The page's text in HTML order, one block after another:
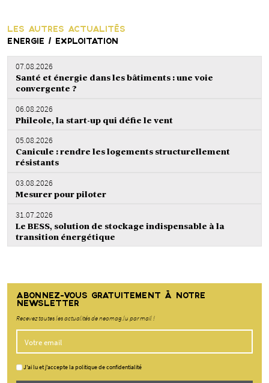
LES AUTRES ACTUALITÉS
ENERGIE / EXPLOITATION
07.08.2026
Santé et énergie dans les bâtiments : une voie
convergente ?
06.08.2026
Phileole, la start-up qui défie le vent
05.08.2026
Canicule : rendre les logements structurellement
résistants
03.08.2026
Mesurer pour piloter
31.07.2026
Le BESS, solution de stockage indispensable à la
transition énergétique
ABONNEZ-VOUS GRATUITEMENT À NOTRE
NEWSLETTER
Recevez toutes les actualités de neomag.lu par mail !
J'ai lu et j'accepte la politique de confidentialité